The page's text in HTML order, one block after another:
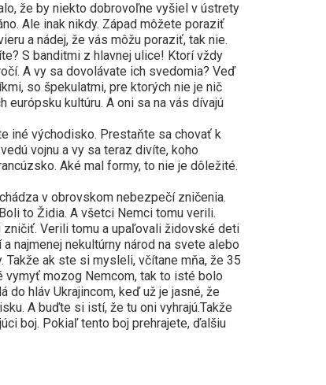
že by niekto dobrovoľne vyšiel v ústrety
Ale inak nikdy. Západ môžete poraziť
a nádej, že vás môžu poraziť, tak nie.
S banditmi z hlavnej ulice! Ktorí vždy
A vy sa dovolávate ich svedomia? Veď
so špekulatmi, pre ktorých nie je nič
európsku kultúru. A oni sa na vás dívajú
iné východisko. Prestaňte sa chovať k
vojnu a vy sa teraz divíte, koho
Aké mal formy, to nie je dôležité.
v obrovskom nebezpečí zničenia.
to Židia. A všetci Nemci tomu verili.
Verili tomu a upaľovali židovské deti
najmenej nekultúrny národ na svete alebo
Takže ak ste si mysleli, včítane mňa, že 35
vymyť mozog Nemcom, tak to isté bolo
do hláv Ukrajincom, keď už je jasné, že
A buďte si istí, že tu oni vyhrajú.Takže
boj. Pokiaľ tento boj prehrajete, ďalšiu